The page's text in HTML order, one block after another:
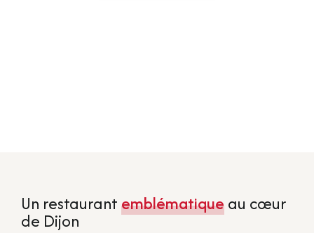
Un restaurantemblématiqueau cœur
de Dijon